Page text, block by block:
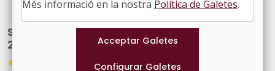
personal tècnic d’educació i el seu lideratge en el
desenvolupament i la gestió de les polítiques educatives
locals
S'ha obert la convocatòria CERV DAPHNE
2026
●
Més informació en la nostra Política de Galetes.